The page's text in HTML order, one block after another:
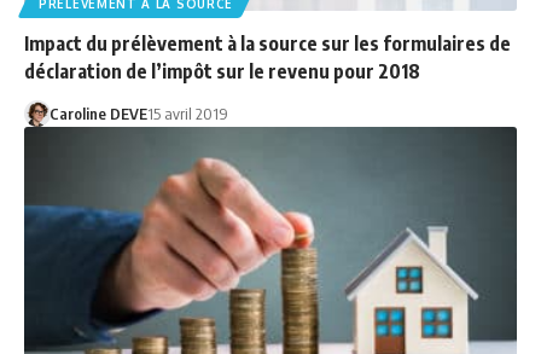
PRÉLÈVEMENT À LA SOURCE
Impact du prélèvement à la source sur les formulaires de
déclaration de l’impôt sur le revenu pour 2018
Caroline DEVE15 avril 2019